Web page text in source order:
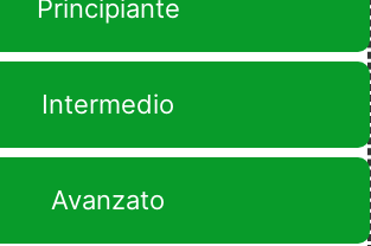
Principiante
Intermedio
Avanzato